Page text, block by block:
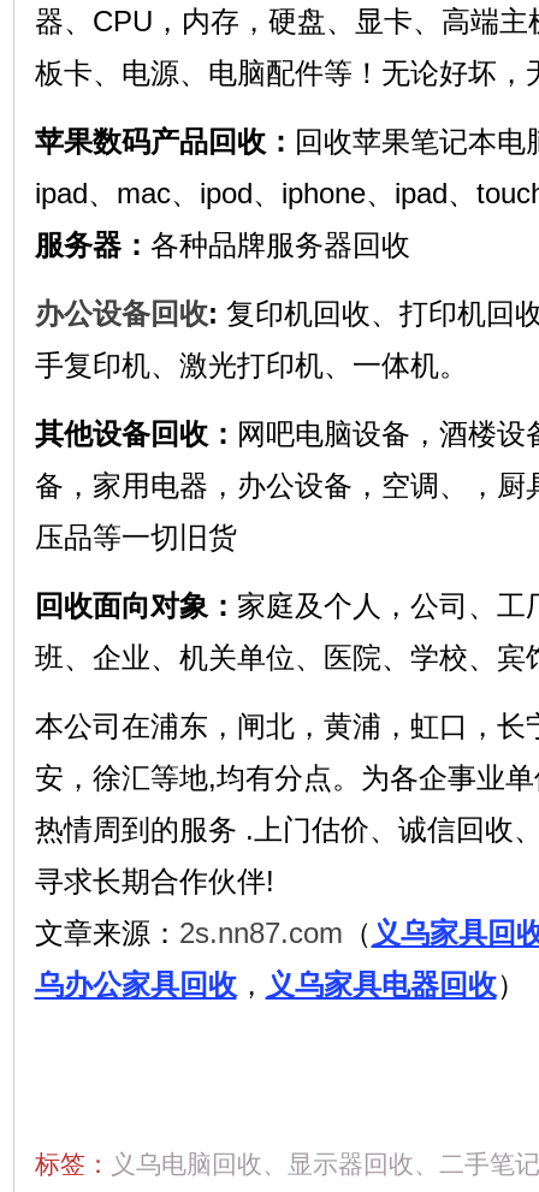
器、CPU，内存，硬盘、显卡、高端
板卡、电源、电脑配件等！无论好坏，
苹果数码产品回收： 回收苹果笔记本
ipad、mac、ipod、iphone、ipad、
服务器： 各种品牌服务器回收
办公设备回收: 复印机回收、打印机回
手复印机、激光打印机、一体机。
其他设备回收： 网吧电脑设备，酒楼
备，家用电器，办公设备，空调、，厨
压品等一切旧货
回收面向对象： 家庭及个人，公司、工
班、企业、机关单位、医院、学校、宾
本公司在浦东，闸北，黄浦，虹口，长
安，徐汇等地,均有分点。为各企事业
热情周到的服务 .上门估价、诚信回收
寻求长期合作伙伴!
文章来源： 2s.nn87.com （ 义乌家具回
乌办公家具回收， 义乌家具电器回收）
标签： 义乌电脑回收、显示器回收、二手笔